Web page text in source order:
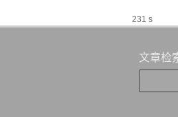
231 s
文章检